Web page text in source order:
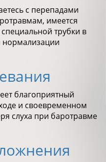
с перепадами
имеется
трубки в
нормализации
благоприятный
и своевременном
слуха при баротравме